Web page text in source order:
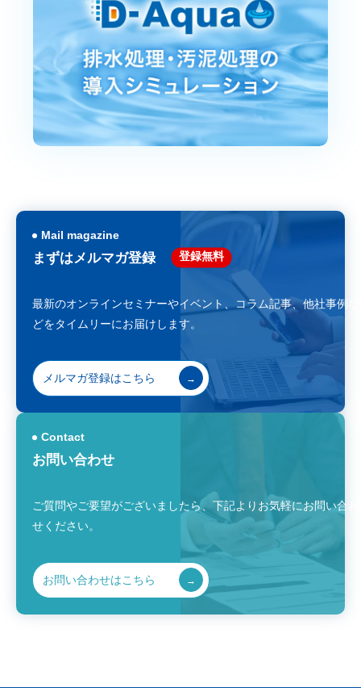
Mail magazine
まずはメルマガ登録 登録無料
最新のオンラインセミナーやイベント、コラム記事、他社事例な
どをタイムリーにお届けします。
メルマガ登録はこちら
Contact
お問い合わせ
ご質問やご要望がございましたら、 下記よりお気軽にお問い合わ
せください。
お問い合わせはこちら